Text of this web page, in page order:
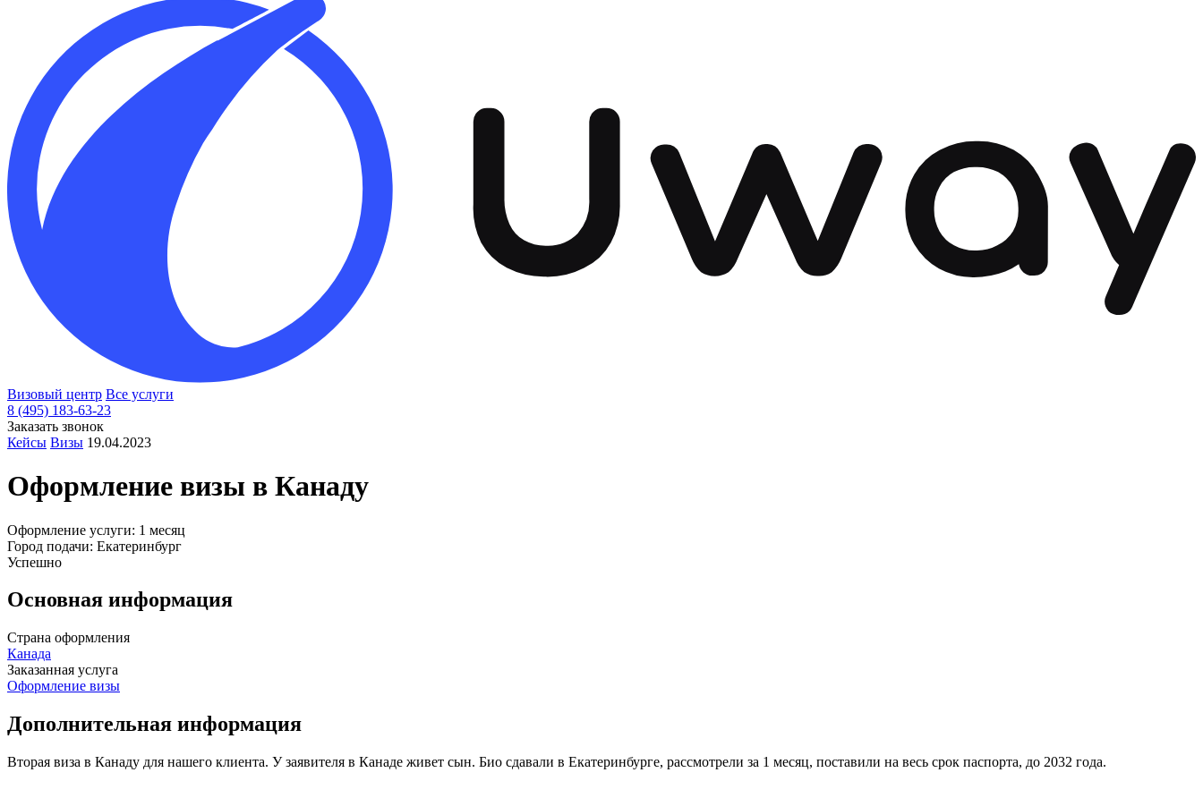
Визовый центр Все услуги
8 (495) 183-63-23
Заказать звонок
Кейсы Визы 19.04.2023
Оформление визы в Канаду
Оформление услуги: 1 месяц
Город подачи: Екатеринбург
Успешно
Основная информация
Страна оформления
Канада
Заказанная услуга
Оформление визы
Дополнительная информация
Вторая виза в Канаду для нашего клиента. У заявителя в Канаде живет сын. Био сдавали в Екатеринбурге, рассмотрели за 1 месяц, поставили на весь срок паспорта, до 2032 года.